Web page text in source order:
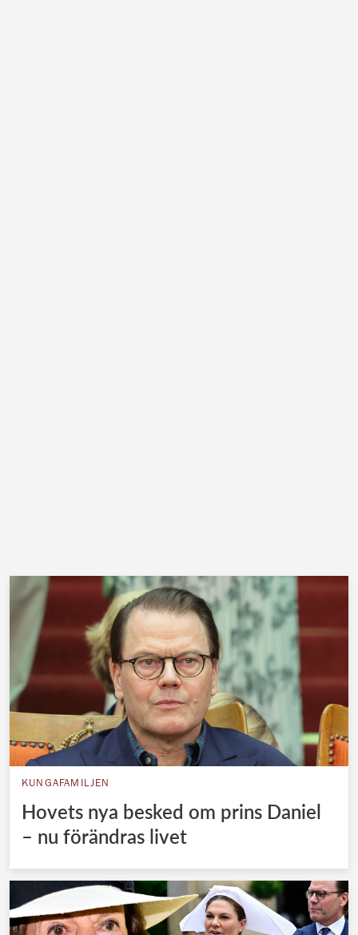
KUNGAFAMILJEN
Hovets nya besked om prins Daniel
– nu förändras livet